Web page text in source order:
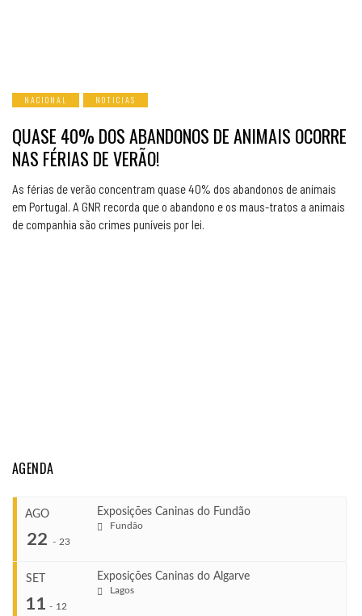
NACIONAL NOTICIAS
QUASE 40% DOS ABANDONOS DE ANIMAIS OCORRE
NAS FÉRIAS DE VERÃO!
As férias de verão concentram quase 40% dos abandonos de animais
em Portugal. A GNR recorda que o abandono e os maus-tratos a animais
de companhia são crimes puníveis por lei.
AGENDA
AGO
22 - 23
Exposições Caninas do Fundão
Fundão
SET
11 - 12
Exposições Caninas do Algarve
Lagos